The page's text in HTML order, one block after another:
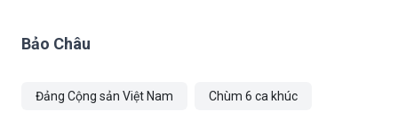
Bảo Châu
Đảng Cộng sản Việt Nam Chùm 6 ca khúc